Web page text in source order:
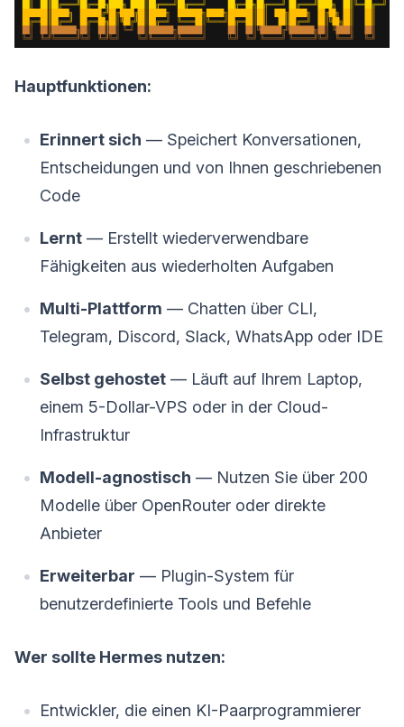
Hauptfunktionen:
Erinnert sich — Speichert Konversationen,
Entscheidungen und von Ihnen geschriebenen
Code
Lernt — Erstellt wiederverwendbare
Fähigkeiten aus wiederholten Aufgaben
Multi-Plattform — Chatten über CLI,
Telegram, Discord, Slack, WhatsApp oder IDE
Selbst gehostet — Läuft auf Ihrem Laptop,
einem 5-Dollar-VPS oder in der Cloud-
Infrastruktur
Modell-agnostisch — Nutzen Sie über 200
Modelle über OpenRouter oder direkte
Anbieter
Erweiterbar — Plugin-System für
benutzerdefinierte Tools und Befehle
Wer sollte Hermes nutzen:
Entwickler, die einen KI-Paarprogrammierer